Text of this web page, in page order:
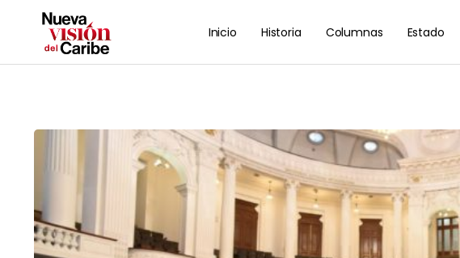
Inicio Historia Columnas Estado